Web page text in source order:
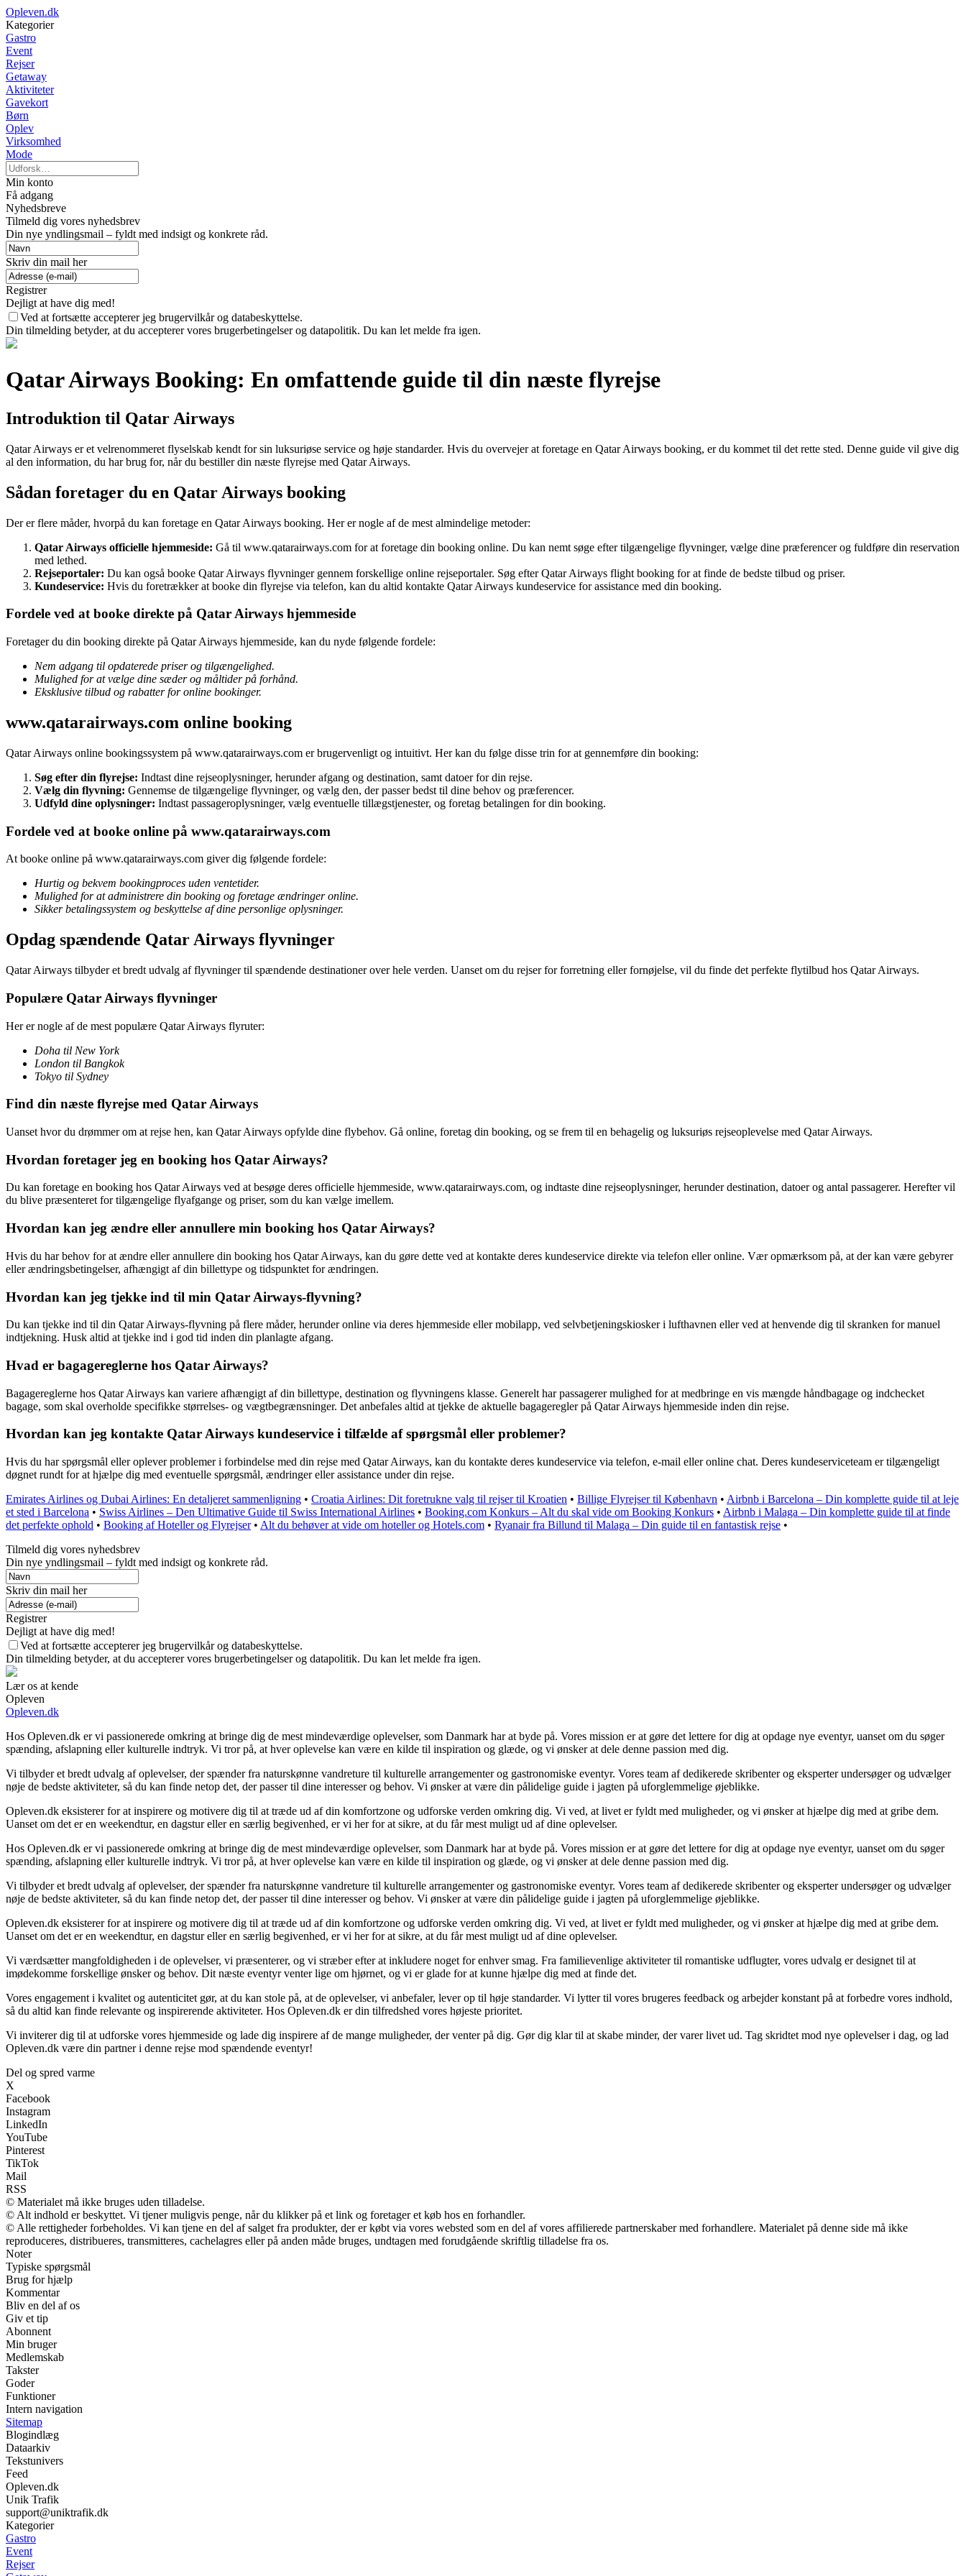
Opleven.dk
Kategorier
Gastro
Event
Rejser
Getaway
Aktiviteter
Gavekort
Børn
Oplev
Virksomhed
Mode
Min konto
Få adgang
Nyhedsbreve
Tilmeld dig vores nyhedsbrev
Din nye yndlingsmail – fyldt med indsigt og konkrete råd.
Skriv din mail her
Registrer
Dejligt at have dig med!
Ved at fortsætte accepterer jeg brugervilkår og databeskyttelse.
Din tilmelding betyder, at du accepterer vores brugerbetingelser og datapolitik. Du kan let melde fra igen.
Qatar Airways Booking: En omfattende guide til din næste flyrejse
Introduktion til Qatar Airways
Qatar Airways er et velrenommeret flyselskab kendt for sin luksuriøse service og høje standarder. Hvis du overvejer at foretage en Qatar Airways booking, er du kommet til det rette sted. Denne guide vil give dig
al den information, du har brug for, når du bestiller din næste flyrejse med Qatar Airways.
Sådan foretager du en Qatar Airways booking
Der er flere måder, hvorpå du kan foretage en Qatar Airways booking. Her er nogle af de mest almindelige metoder:
Qatar Airways officielle hjemmeside: Gå til www.qatarairways.com for at foretage din booking online. Du kan nemt søge efter tilgængelige flyvninger, vælge dine præferencer og fuldføre din reservation
med lethed.
Rejseportaler: Du kan også booke Qatar Airways flyvninger gennem forskellige online rejseportaler. Søg efter Qatar Airways flight booking for at finde de bedste tilbud og priser.
Kundeservice: Hvis du foretrækker at booke din flyrejse via telefon, kan du altid kontakte Qatar Airways kundeservice for assistance med din booking.
Fordele ved at booke direkte på Qatar Airways hjemmeside
Foretager du din booking direkte på Qatar Airways hjemmeside, kan du nyde følgende fordele:
Nem adgang til opdaterede priser og tilgængelighed.
Mulighed for at vælge dine sæder og måltider på forhånd.
Eksklusive tilbud og rabatter for online bookinger.
www.qatarairways.com online booking
Qatar Airways online bookingssystem på www.qatarairways.com er brugervenligt og intuitivt. Her kan du følge disse trin for at gennemføre din booking:
Søg efter din flyrejse: Indtast dine rejseoplysninger, herunder afgang og destination, samt datoer for din rejse.
Vælg din flyvning: Gennemse de tilgængelige flyvninger, og vælg den, der passer bedst til dine behov og præferencer.
Udfyld dine oplysninger: Indtast passageroplysninger, vælg eventuelle tillægstjenester, og foretag betalingen for din booking.
Fordele ved at booke online på www.qatarairways.com
At booke online på www.qatarairways.com giver dig følgende fordele:
Hurtig og bekvem bookingproces uden ventetider.
Mulighed for at administrere din booking og foretage ændringer online.
Sikker betalingssystem og beskyttelse af dine personlige oplysninger.
Opdag spændende Qatar Airways flyvninger
Qatar Airways tilbyder et bredt udvalg af flyvninger til spændende destinationer over hele verden. Uanset om du rejser for forretning eller fornøjelse, vil du finde det perfekte flytilbud hos Qatar Airways.
Populære Qatar Airways flyvninger
Her er nogle af de mest populære Qatar Airways flyruter:
Doha til New York
London til Bangkok
Tokyo til Sydney
Find din næste flyrejse med Qatar Airways
Uanset hvor du drømmer om at rejse hen, kan Qatar Airways opfylde dine flybehov. Gå online, foretag din booking, og se frem til en behagelig og luksuriøs rejseoplevelse med Qatar Airways.
Hvordan foretager jeg en booking hos Qatar Airways?
Du kan foretage en booking hos Qatar Airways ved at besøge deres officielle hjemmeside, www.qatarairways.com, og indtaste dine rejseoplysninger, herunder destination, datoer og antal passagerer. Herefter vil
du blive præsenteret for tilgængelige flyafgange og priser, som du kan vælge imellem.
Hvordan kan jeg ændre eller annullere min booking hos Qatar Airways?
Hvis du har behov for at ændre eller annullere din booking hos Qatar Airways, kan du gøre dette ved at kontakte deres kundeservice direkte via telefon eller online. Vær opmærksom på, at der kan være gebyrer
eller ændringsbetingelser, afhængigt af din billettype og tidspunktet for ændringen.
Hvordan kan jeg tjekke ind til min Qatar Airways-flyvning?
Du kan tjekke ind til din Qatar Airways-flyvning på flere måder, herunder online via deres hjemmeside eller mobilapp, ved selvbetjeningskiosker i lufthavnen eller ved at henvende dig til skranken for manuel
indtjekning. Husk altid at tjekke ind i god tid inden din planlagte afgang.
Hvad er bagagereglerne hos Qatar Airways?
Bagagereglerne hos Qatar Airways kan variere afhængigt af din billettype, destination og flyvningens klasse. Generelt har passagerer mulighed for at medbringe en vis mængde håndbagage og indchecket
bagage, som skal overholde specifikke størrelses- og vægtbegrænsninger. Det anbefales altid at tjekke de aktuelle bagageregler på Qatar Airways hjemmeside inden din rejse.
Hvordan kan jeg kontakte Qatar Airways kundeservice i tilfælde af spørgsmål eller problemer?
Hvis du har spørgsmål eller oplever problemer i forbindelse med din rejse med Qatar Airways, kan du kontakte deres kundeservice via telefon, e-mail eller online chat. Deres kundeserviceteam er tilgængeligt
døgnet rundt for at hjælpe dig med eventuelle spørgsmål, ændringer eller assistance under din rejse.
Emirates Airlines og Dubai Airlines: En detaljeret sammenligning • Croatia Airlines: Dit foretrukne valg til rejser til Kroatien • Billige Flyrejser til København • Airbnb i Barcelona – Din komplette guide til at leje
et sted i Barcelona • Swiss Airlines – Den Ultimative Guide til Swiss International Airlines • Booking.com Konkurs – Alt du skal vide om Booking Konkurs • Airbnb i Malaga – Din komplette guide til at finde
det perfekte ophold • Booking af Hoteller og Flyrejser• Alt du behøver at vide om hoteller og Hotels.com • Ryanair fra Billund til Malaga – Din guide til en fantastisk rejse •
Tilmeld dig vores nyhedsbrev
Din nye yndlingsmail – fyldt med indsigt og konkrete råd.
Skriv din mail her
Registrer
Dejligt at have dig med!
Ved at fortsætte accepterer jeg brugervilkår og databeskyttelse.
Din tilmelding betyder, at du accepterer vores brugerbetingelser og datapolitik. Du kan let melde fra igen.
Lær os at kende
Opleven
Opleven.dk
Hos Opleven.dk er vi passionerede omkring at bringe dig de mest mindeværdige oplevelser, som Danmark har at byde på. Vores mission er at gøre det lettere for dig at opdage nye eventyr, uanset om du søger
spænding, afslapning eller kulturelle indtryk. Vi tror på, at hver oplevelse kan være en kilde til inspiration og glæde, og vi ønsker at dele denne passion med dig.
Vi tilbyder et bredt udvalg af oplevelser, der spænder fra naturskønne vandreture til kulturelle arrangementer og gastronomiske eventyr. Vores team af dedikerede skribenter og eksperter undersøger og udvælger
nøje de bedste aktiviteter, så du kan finde netop det, der passer til dine interesser og behov. Vi ønsker at være din pålidelige guide i jagten på uforglemmelige øjeblikke.
Opleven.dk eksisterer for at inspirere og motivere dig til at træde ud af din komfortzone og udforske verden omkring dig. Vi ved, at livet er fyldt med muligheder, og vi ønsker at hjælpe dig med at gribe dem.
Uanset om det er en weekendtur, en dagstur eller en særlig begivenhed, er vi her for at sikre, at du får mest muligt ud af dine oplevelser.
Hos Opleven.dk er vi passionerede omkring at bringe dig de mest mindeværdige oplevelser, som Danmark har at byde på. Vores mission er at gøre det lettere for dig at opdage nye eventyr, uanset om du søger
spænding, afslapning eller kulturelle indtryk. Vi tror på, at hver oplevelse kan være en kilde til inspiration og glæde, og vi ønsker at dele denne passion med dig.
Vi tilbyder et bredt udvalg af oplevelser, der spænder fra naturskønne vandreture til kulturelle arrangementer og gastronomiske eventyr. Vores team af dedikerede skribenter og eksperter undersøger og udvælger
nøje de bedste aktiviteter, så du kan finde netop det, der passer til dine interesser og behov. Vi ønsker at være din pålidelige guide i jagten på uforglemmelige øjeblikke.
Opleven.dk eksisterer for at inspirere og motivere dig til at træde ud af din komfortzone og udforske verden omkring dig. Vi ved, at livet er fyldt med muligheder, og vi ønsker at hjælpe dig med at gribe dem.
Uanset om det er en weekendtur, en dagstur eller en særlig begivenhed, er vi her for at sikre, at du får mest muligt ud af dine oplevelser.
Vi værdsætter mangfoldigheden i de oplevelser, vi præsenterer, og vi stræber efter at inkludere noget for enhver smag. Fra familievenlige aktiviteter til romantiske udflugter, vores udvalg er designet til at
imødekomme forskellige ønsker og behov. Dit næste eventyr venter lige om hjørnet, og vi er glade for at kunne hjælpe dig med at finde det.
Vores engagement i kvalitet og autenticitet gør, at du kan stole på, at de oplevelser, vi anbefaler, lever op til høje standarder. Vi lytter til vores brugeres feedback og arbejder konstant på at forbedre vores indhold,
så du altid kan finde relevante og inspirerende aktiviteter. Hos Opleven.dk er din tilfredshed vores højeste prioritet.
Vi inviterer dig til at udforske vores hjemmeside og lade dig inspirere af de mange muligheder, der venter på dig. Gør dig klar til at skabe minder, der varer livet ud. Tag skridtet mod nye oplevelser i dag, og lad
Opleven.dk være din partner i denne rejse mod spændende eventyr!
Del og spred varme
X
Facebook
Instagram
LinkedIn
YouTube
Pinterest
TikTok
Mail
RSS
© Materialet må ikke bruges uden tilladelse.
© Alt indhold er beskyttet. Vi tjener muligvis penge, når du klikker på et link og foretager et køb hos en forhandler.
© Alle rettigheder forbeholdes. Vi kan tjene en del af salget fra produkter, der er købt via vores websted som en del af vores affilierede partnerskaber med forhandlere. Materialet på denne side må ikke
reproduceres, distribueres, transmitteres, cachelagres eller på anden måde bruges, undtagen med forudgående skriftlig tilladelse fra os.
Noter
Typiske spørgsmål
Brug for hjælp
Kommentar
Bliv en del af os
Giv et tip
Abonnent
Min bruger
Medlemskab
Takster
Goder
Funktioner
Intern navigation
Sitemap
Blogindlæg
Dataarkiv
Tekstunivers
Feed
Opleven.dk
Unik Trafik
support@uniktrafik.dk
Kategorier
Gastro
Event
Rejser